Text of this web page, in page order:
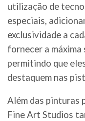
utilização de
especiais,
exclusividade a
fornecer a
permitindo que
destaquem nas
Além das pinturas
Fine Art Studios